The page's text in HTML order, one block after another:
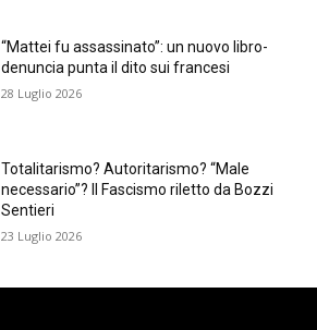
“Mattei fu assassinato”: un nuovo libro-
denuncia punta il dito sui francesi
28 Luglio 2026
Totalitarismo? Autoritarismo? “Male
necessario”? Il Fascismo riletto da Bozzi
Sentieri
23 Luglio 2026